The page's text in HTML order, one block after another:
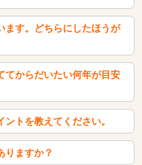
ます。どちらにしたほうが
てからだいたい何年が目安
トを教えてください。
りますか？